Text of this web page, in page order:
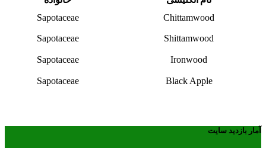
Chittamwood
Sapotaceae
Shittamwood
Sapotaceae
Ironwood
Sapotaceae
Black Apple
Sapotaceae
آمار بازدید سایت